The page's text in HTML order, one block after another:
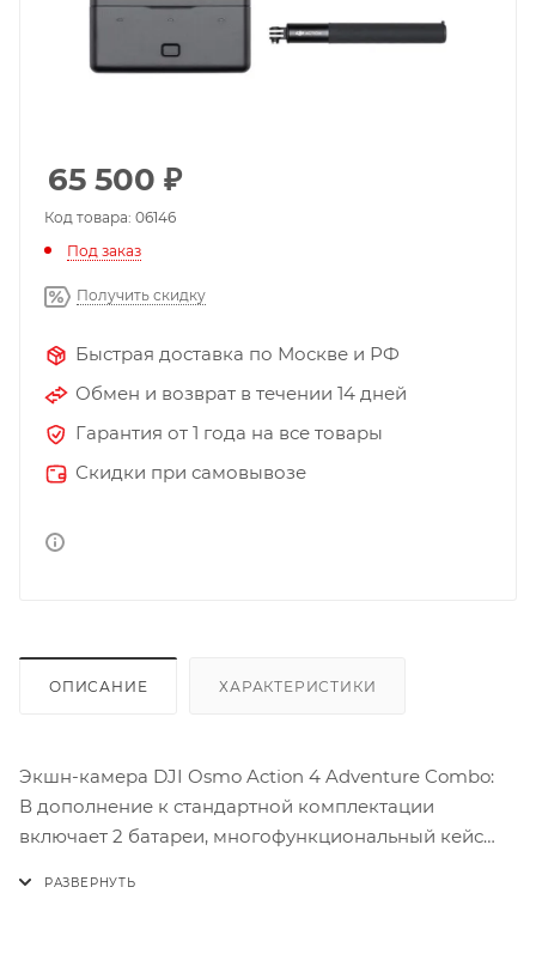
65 500 ₽
Код товара: 06146
Под заказ
Получить скидку
Быстрая доставка по Москве и РФ
Обмен и возврат в течении 14 дней
Гарантия от 1 года на все товары
Скидки при самовывозе
ОПИСАНИЕ ХАРАКТЕРИСТИКИ
Экшн-камера DJI Osmo Action 4 Adventure Combo:
В дополнение к стандартной комплектации
включает 2 батареи, многофункциональный кейс